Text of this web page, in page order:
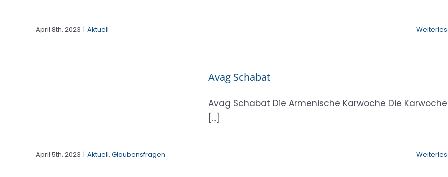
April 8th, 2023 | Aktuell
Avag Schabat
Avag Schabat Die Armenische Karwoche Die Karwoche
[...]
April 5th, 2023 | Aktuell, Glaubensfragen